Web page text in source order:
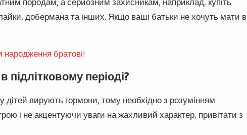
добермана та інших. Якщо ваші батьки не хочуть мати в
народження братові!
періоді?
у дітей вирують гормони, тому необхідно з розумінням
і не акцентуючи уваги на жахливий характер, привітати з